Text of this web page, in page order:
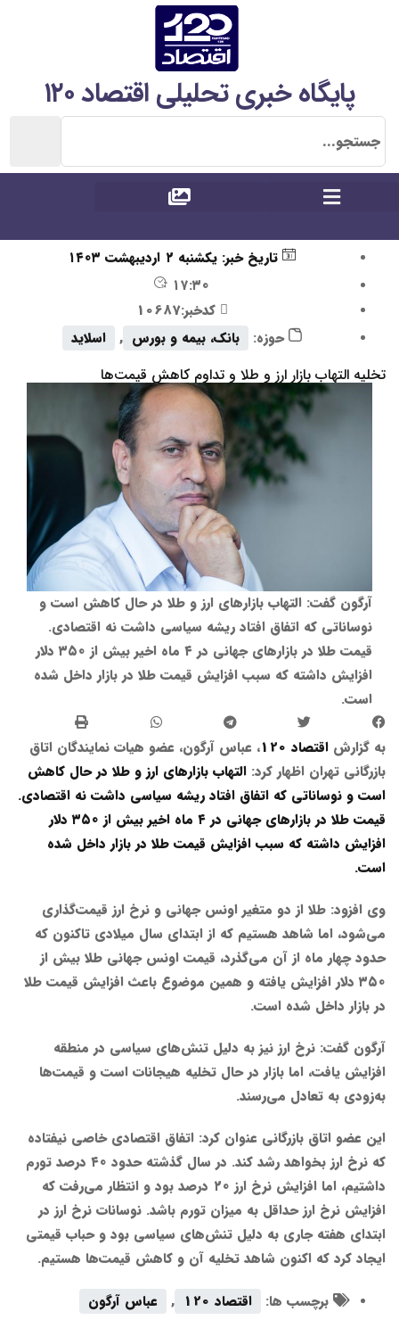
پایگاه خبری تحلیلی اقتصاد ۱۲۰
تاریخ خبر: یکشنبه ۲ اردیبهشت ۱۴۰۳
۱۷:۳۰
کدخبر:10687
حوزه:
بانک، بیمه و بورس , اسلاید
تخلیه التهاب بازار ارز و طلا و تداوم کاهش قیمت‌ها
آرگون گفت: التهاب بازارهای ارز و طلا در حال کاهش است و
نوساناتی که اتفاق افتاد ریشه سیاسی داشت نه اقتصادی.
قیمت طلا در بازارهای جهانی در ۴ ماه اخیر بیش از ۳۵۰ دلار
افزایش داشته که سبب افزایش قیمت طلا در بازار داخل شده
است.
به گزارش اقتصاد 120
، عباس آرگون، عضو هیات نمایندگان اتاق
بازرگانی تهران اظهار کرد: التهاب بازارهای ارز و طلا در حال کاهش
است و نوساناتی که اتفاق افتاد ریشه سیاسی داشت نه اقتصادی.
قیمت طلا در بازارهای جهانی در ۴ ماه اخیر بیش از ۳۵۰ دلار
افزایش داشته که سبب افزایش قیمت طلا در بازار داخل شده
است.
وی افزود: طلا از دو متغیر اونس جهانی و نرخ ارز قیمت‌گذاری
می‌شود، اما شاهد هستیم که از ابتدای سال میلادی تاکنون که
حدود چهار ماه از آن می‌گذرد، قیمت اونس جهانی طلا بیش از
۳۵۰ دلار افزایش یافته و همین موضوع باعث افزایش قیمت طلا
در بازار داخل شده است.
آرگون گفت: نرخ ارز نیز به دلیل تنش‌های سیاسی در منطقه
افزایش یافت، اما بازار در حال تخلیه هیجانات است و قیمت‌ها
به‌زودی به تعادل می‌رسند.
این عضو اتاق بازرگانی عنوان کرد: اتفاق اقتصادی خاصی نیفتاده
که نرخ ارز بخواهد رشد کند. در سال گذشته حدود ۴۰ درصد تورم
داشتیم، اما افزایش نرخ ارز ۲۰ درصد بود و انتظار می‌رفت که
افزایش نرخ ارز حداقل به میزان تورم باشد. نوسانات نرخ ارز در
ابتدای هفته جاری به دلیل تنش‌های سیاسی بود و حباب قیمتی
ایجاد کرد که اکنون شاهد تخلیه آن و کاهش قیمت‌ها هستیم.
برچسب ها:
اقتصاد 120 , عباس آرگون